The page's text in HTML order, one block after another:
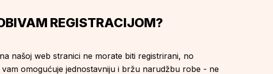
REGISTRACIJOM?
našoj web stranici ne morate biti registrirani, no
vam omogućuje jednostavniju i bržu narudžbu robe - ne